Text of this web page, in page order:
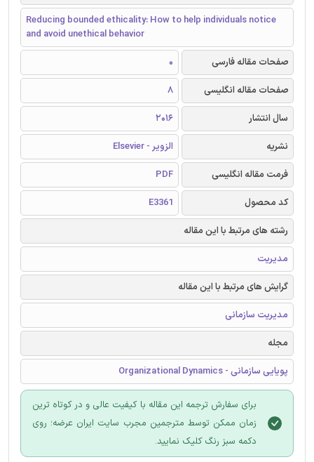
Reducing bounded ethicality: How to help individuals notice
and avoid unethical behavior
صفحات مقاله فارسی
0
صفحات مقاله انگلیسی
8
سال انتشار
2016
نشریه
الزویر - Elsevier
فرمت مقاله انگلیسی
PDF
کد محصول
E3361
رشته های مرتبط با این مقاله
مدیریت
گرایش های مرتبط با این مقاله
مدیریت سازمانی
مجله
پویایی سازمانی - Organizational Dynamics
برای سفارش ترجمه این مقاله با کیفیت عالی و در کوتاه ترین
زمان ممکن توسط مترجمین مجرب سایت ایران عرضه؛ روی
دکمه سبز رنگ کلیک نمایید.